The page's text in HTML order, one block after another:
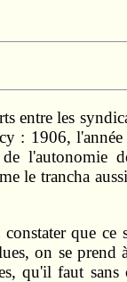
entre les
: 1906,
l'autonomie
le trancha
que ce
on se prend
qu'il faut sans